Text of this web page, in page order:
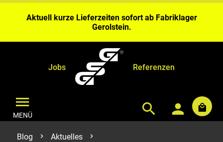
Aktuell kurze Lieferzeiten sofort ab Fabriklager
Gerolstein.
Wochen Bearbeitungszeit ein.
Aktuell kurze Lieferzeiten sofort ab Fabriklager
Gerolstein.
Jobs Referenzen
MENÜ
Blog
Aktuelles